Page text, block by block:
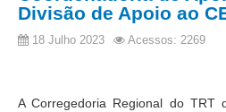
PJE
Plantão Judiciário
Listar Processos
Divisão de Apoio ao
18 Julho 2023 Acessos: 2269
A Corregedoria Regional do TRT